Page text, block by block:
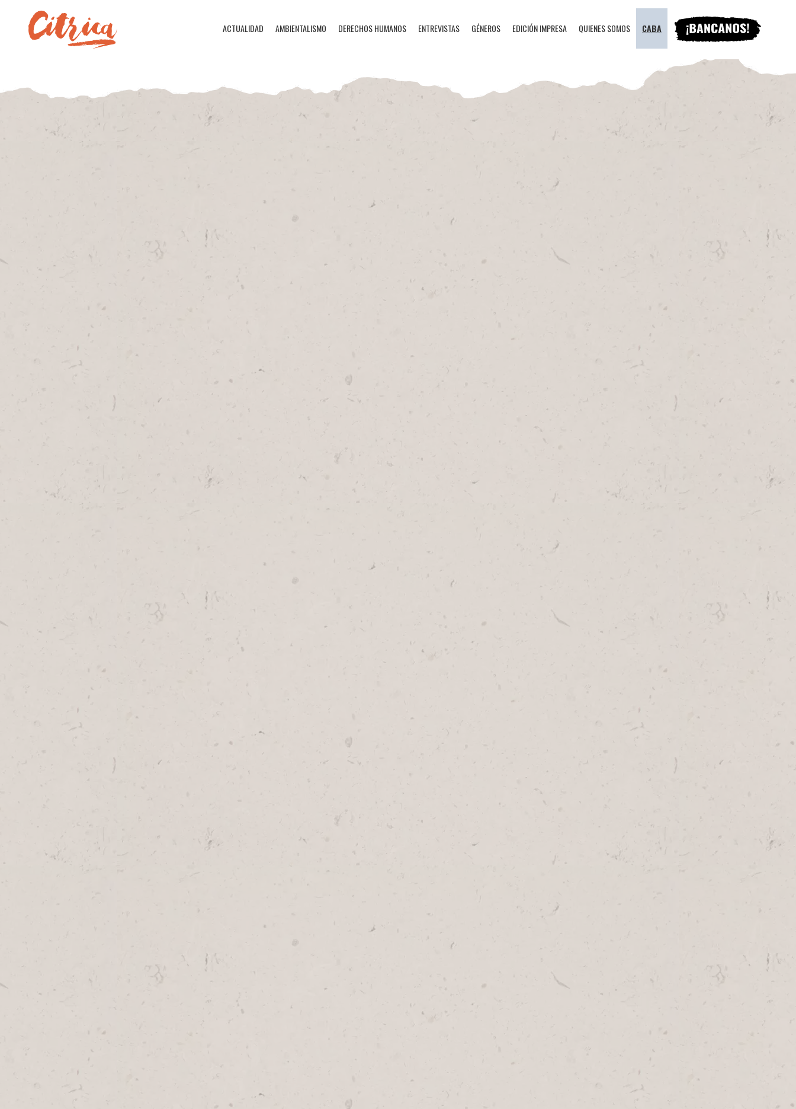
ACTUALIDAD AMBIENTALISMO DERECHOS HUMANOS ENTREVISTAS GÉNEROS EDICIÓN IMPRESA QUIENES SOMOS CABA